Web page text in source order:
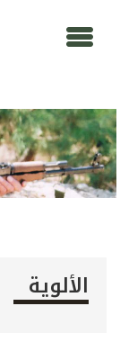
الألوية